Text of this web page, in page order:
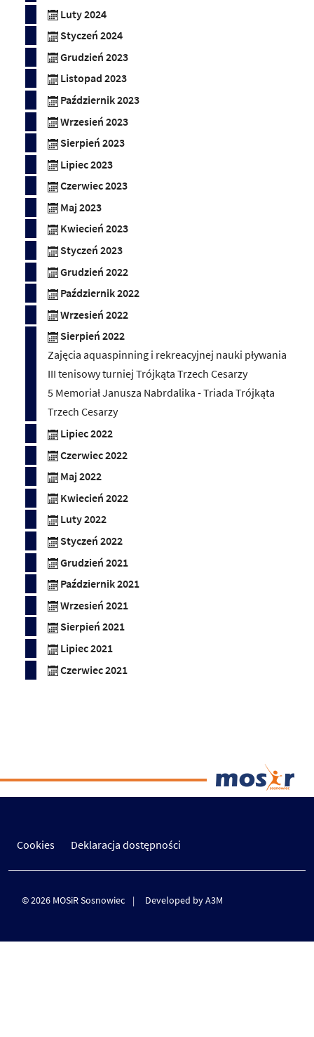
Luty 2024
Styczeń 2024
Grudzień 2023
Listopad 2023
Październik 2023
Wrzesień 2023
Sierpień 2023
Lipiec 2023
Czerwiec 2023
Maj 2023
Kwiecień 2023
Styczeń 2023
Grudzień 2022
Październik 2022
Wrzesień 2022
Sierpień 2022
Zajęcia aquaspinning i rekreacyjnej nauki pływania
III tenisowy turniej Trójkąta Trzech Cesarzy
5 Memoriał Janusza Nabrdalika - Triada Trójkąta
Trzech Cesarzy
Lipiec 2022
Czerwiec 2022
Maj 2022
Kwiecień 2022
Luty 2022
Styczeń 2022
Grudzień 2021
Październik 2021
Wrzesień 2021
Sierpień 2021
Lipiec 2021
Czerwiec 2021
Cookies Deklaracja dostępności
© 2026 MOSiR Sosnowiec Developed by A3M